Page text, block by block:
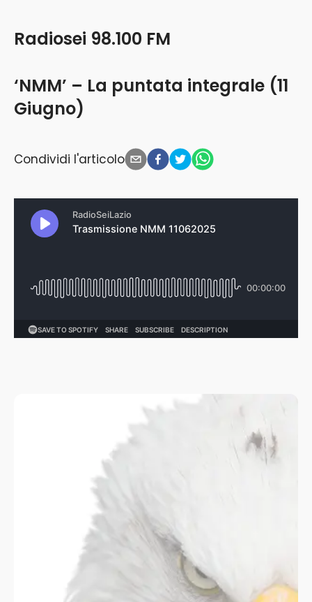
‘NMM’ – La puntata integrale (11
Giugno)
Radiosei 98.100 FM
Condividi l'articolo